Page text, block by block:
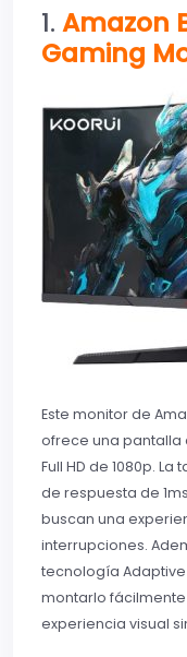
1. Amazon
Gaming
Este monitor de
ofrece una pantalla
Full HD de 1080p.
de respuesta de
buscan una
interrupciones.
tecnología
montarlo
experiencia visual